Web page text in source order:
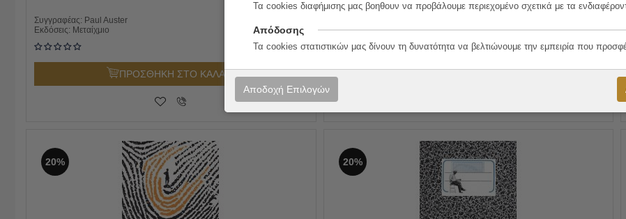
Συγγραφέας: Paul Auster
Εκδόσεις: Μεταίχμιο 20.40 €
ΠΡΟΣΘΗΚΗ ΣΤΟ ΚΑΛΑΘΙ
Εκδόσεις:Μεταίχμιο 10.65 €
20% 20%
Τα cookies διαφήμισης μας βοηθουν να προβάλουμε περιεχομένο σχετικά με τα
Απόδοσης
Τα cookies στατιστικών μας δίνουν τη δυνατότητα να βελτιώνουμε την εμπειρία που
Αποδοχή Επιλογών